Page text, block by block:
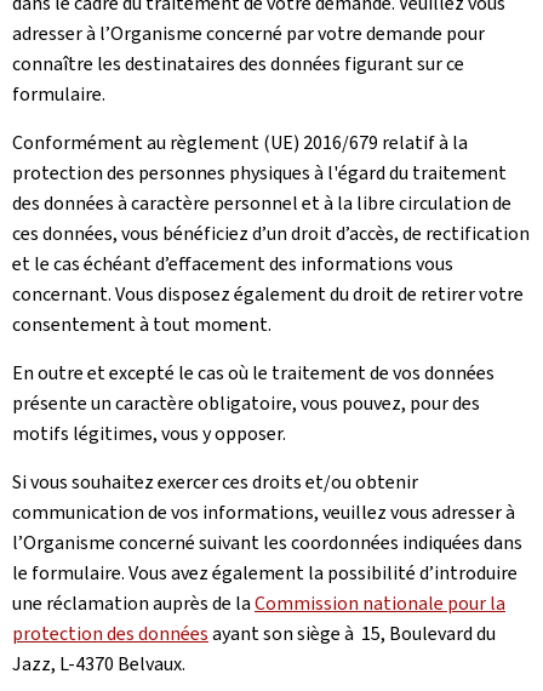
adresser à l’Organisme concerné par votre demande pour
connaître les destinataires des données figurant sur ce
formulaire.
Conformément au règlement (UE) 2016/679 relatif à la
protection des personnes physiques à l'égard du traitement
des données à caractère personnel et à la libre circulation de
ces données, vous bénéficiez d’un droit d’accès, de rectification
et le cas échéant d’effacement des informations vous
concernant. Vous disposez également du droit de retirer votre
consentement à tout moment.
En outre et excepté le cas où le traitement de vos données
présente un caractère obligatoire, vous pouvez, pour des
motifs légitimes, vous y opposer.
Si vous souhaitez exercer ces droits et/ou obtenir
communication de vos informations, veuillez vous adresser à
l’Organisme concerné suivant les coordonnées indiquées dans
le formulaire. Vous avez également la possibilité d’introduire
une réclamation auprès de laCommission nationale pour la
protection des donnéesayant son siège à 15, Boulevard du
Jazz, L-4370 Belvaux.